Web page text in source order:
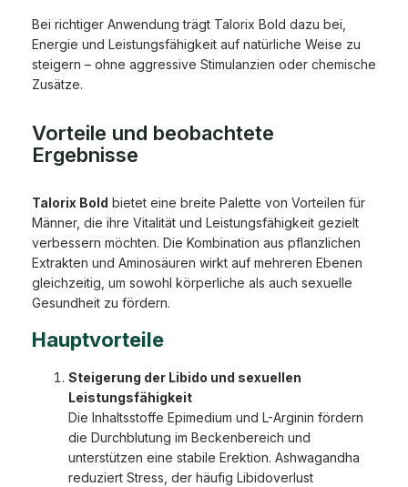
Bei richtiger Anwendung trägt Talorix Bold dazu bei,
Energie und Leistungsfähigkeit auf natürliche Weise zu
steigern – ohne aggressive Stimulanzien oder chemische
Zusätze.
Vorteile und beobachtete
Ergebnisse
Talorix Bold bietet eine breite Palette von Vorteilen für
Männer, die ihre Vitalität und Leistungsfähigkeit gezielt
verbessern möchten. Die Kombination aus pflanzlichen
Extrakten und Aminosäuren wirkt auf mehreren Ebenen
gleichzeitig, um sowohl körperliche als auch sexuelle
Gesundheit zu fördern.
Hauptvorteile
Steigerung der Libido und sexuellen
Leistungsfähigkeit
Die Inhaltsstoffe Epimedium und L-Arginin fördern
die Durchblutung im Beckenbereich und
unterstützen eine stabile Erektion. Ashwagandha
reduziert Stress, der häufig Libidoverlust